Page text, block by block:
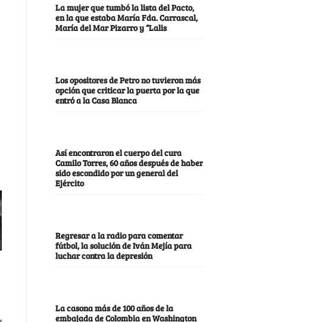
La mujer que tumbó la lista del Pacto,
en la que estaba María Fda. Carrascal,
María del Mar Pizarro y “Lalis
Los opositores de Petro no tuvieron más
opción que criticar la puerta por la que
entró a la Casa Blanca
Así encontraron el cuerpo del cura
Camilo Torres, 60 años después de haber
sido escondido por un general del
Ejército
Regresar a la radio para comentar
fútbol, la solución de Iván Mejía para
luchar contra la depresión
La casona más de 100 años de la
embajada de Colombia en Washington